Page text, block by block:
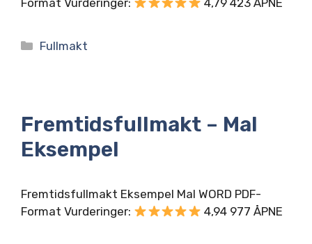
Format Vurderinger:
4,79 423 ÅPNE
Kategorier
Fullmakt
Fremtidsfullmakt – Mal
Eksempel
Fremtidsfullmakt Eksempel Mal WORD PDF-
Format Vurderinger:
4,94 977 ÅPNE